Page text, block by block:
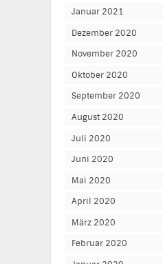
Januar 2021
Dezember 2020
November 2020
Oktober 2020
September 2020
August 2020
Juli 2020
Juni 2020
Mai 2020
April 2020
März 2020
Februar 2020